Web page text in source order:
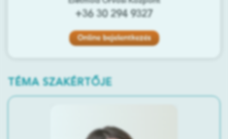
+36 30 294 9327
Online bejelentkezés
TÉMA SZAKÉRTŐJE